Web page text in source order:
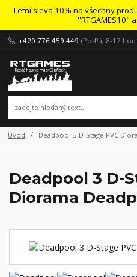
Letní sleva 10% na všechny
''RTGAMES10"
+420 776 459 449 (Po-Pá, 8-17
Úvod Deadpool 3 D-Stage PVC
Deadpool 3 D-
Diorama